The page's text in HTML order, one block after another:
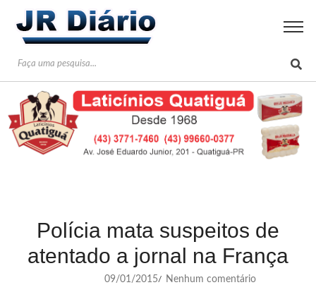
Polícia mata suspeitos de
atentado a jornal na França
09/01/2015/ Nenhum comentário